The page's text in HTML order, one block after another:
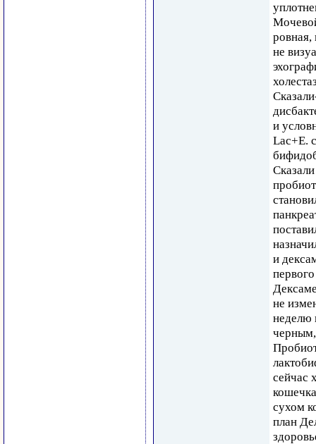
ровная,
не
и
Lac+E.
и
не
неделю
черным,
сейчас
сухом
план